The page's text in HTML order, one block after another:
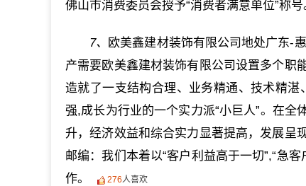
佛山市消费委员会授予“消费者满意单位”称号
7、 欧美鑫建材装饰有限公司地处广东-
产需要欧美鑫建材装饰有限公司设置多个职
造就了一支结构合理、业务精通、技术精
强,成长为行业的一个实力派“小巨人”。在
升，经济效益和综合实力显著提高，发展呈
邮编：我们本着以“客户利益高于一切”,“急
作。
276人喜欢